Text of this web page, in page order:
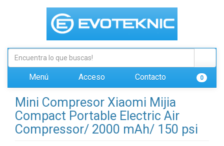
Menú Acceso Contacto 0
Mini Compresor Xiaomi Mijia
Compact Portable Electric Air
Compressor/ 2000 mAh/ 150 psi